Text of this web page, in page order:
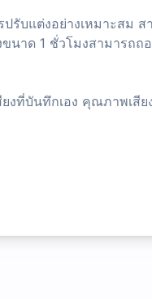
วได้อย่างรวดเร็ว
บแต่งอย่างเหมาะสม ส
นาด 1 ชั่วโมงสามารถถอ
งที่บันทึกเอง คุณภาพเสีย